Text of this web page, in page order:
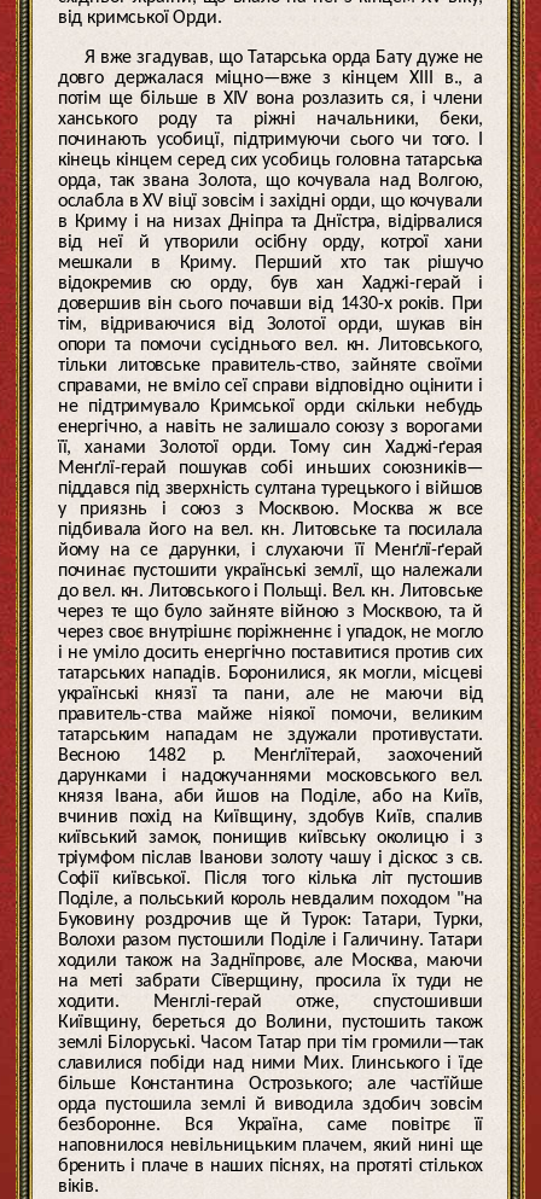
від кримської Орди.
Я вже згадував, що Татарська орда Бату дуже не
довго держалася міцно—вже з кінцем XIII в., а
потім ще більше в XIV вона розлазить ся, і члени
ханського роду та ріжні начальники, беки,
починають усобицї, підтримуючи сього чи того. І
кінець кінцем серед сих усобиць головна татарська
орда, так звана Золота, що кочувала над Волгою,
ослабла в XV віцї зовсім і західні орди, що кочували
в Криму і на низах Дніпра та Днїстра, відірвалися
від неї й утворили осібну орду, котрої хани
мешкали в Криму. Перший хто так рішучо
відокремив сю орду, був хан Хаджі-герай і
довершив він сього почавши від 1430-х років. При
тім, відриваючися від Золотої орди, шукав він
опори та помочи сусіднього вел. кн. Литовського,
тільки литовське правитель-ство, зайняте своїми
справами, не вміло сеї справи відповідно оцінити і
не підтримувало Кримської орди скільки небудь
енергічно, а навіть не залишало союзу з ворогами
її, ханами Золотої орди. Тому син Хаджі-ґерая
Менґлї-герай пошукав собі иньших союзників—
піддався під зверхність султана турецького і війшов
у приязнь і союз з Москвою. Москва ж все
підбивала його на вел. кн. Литовське та посилала
йому на се дарунки, і слухаючи її Менґлї-ґерай
починає пустошити українські землї, що належали
до вел. кн. Литовського і Польщі. Вел. кн. Литовське
через те що було зайняте війною з Москвою, та й
через своє внутрішнє поріжненнє і упадок, не могло
і не уміло досить енергічно поставитися против сих
татарських нападів. Боронилися, як могли, місцеві
українські князї та пани, але не маючи від
правитель-ства майже ніякої помочи, великим
татарським нападам не здужали противустати.
Весною 1482 р. Менґлїтерай, заохочений
дарунками і надокучаннями московського вел.
князя Івана, аби йшов на Поділе, або на Київ,
вчинив похід на Київщину, здобув Київ, спалив
київський замок, понищив київську околицю і з
тріумфом післав Іванови золоту чашу і діскос з св.
Софії київської. Після того кілька літ пустошив
Поділе, а польський король невдалим походом "на
Буковину роздрочив ще й Турок: Татари, Турки,
Волохи разом пустошили Поділе і Галичину. Татари
ходили також на Заднїпровє, але Москва, маючи
на меті забрати Сїверщину, просила їх туди не
ходити. Менглі-герай отже, спустошивши
Київщину, береться до Волини, пустошить також
землі Білоруські. Часом Татар при тім громили—так
славилися побіди над ними Мих. Глинського і їде
більше Константина Острозького; але частїйше
орда пустошила землі й виводила здобич зовсім
безборонне. Вся Україна, саме повітрє її
наповнилося невільницьким плачем, який нині ще
бренить і плаче в наших піснях, на протяті стількох
віків.